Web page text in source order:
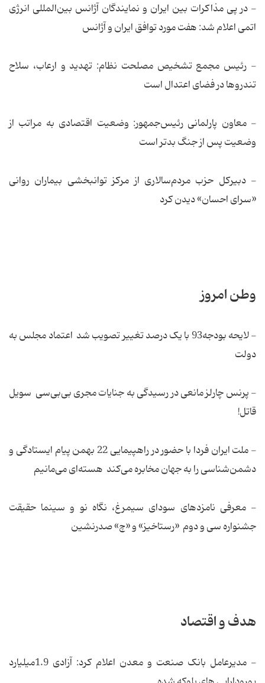
- در پی مذاکرات بین ایران و نمایندگان آژانس بین‌المللی انرژی
اتمی اعلام شد: هفت مورد توافق ایران و آژانس
- رئیس مجمع تشخیص مصلحت نظام: تهدید و ارعاب، سلاح
تندروها در فضای اعتدال است
- معاون پارلمانی رئیس‌جمهور: وضعیت اقتصادی به مراتب از
وضعیت پس از جنگ بدتر است
- دبیرکل حزب مردم‌سالاری از مرکز توانبخشی بیماران روانی
«سرای احسان» دیدن کرد
وطن امروز
- لایحه بودجه93 با یک درصد تغییر تصویب شد اعتماد مجلس به
دولت
- پرنس چارلز مانعی در رسیدگی به جنایات مجری بی‌بی‌سی سویل
قاتل!
- ملت ایران فردا با حضور در راهپیمایی 22 بهمن پیام ایستادگی و
دشمن‌شناسی را به جهان مخابره می‌کند هسته‌ای می‌مانیم
- معرفی نامزدهای سودای سیمرغ، نگاه نو و سینما حقیقت
جشنواره سی و دوم «رستاخیز» و «چ» صدرنشین
هدف و اقتصاد
- مدیرعامل بانک صنعت و معدن اعلام کرد: آزادی 1.9میلیارد